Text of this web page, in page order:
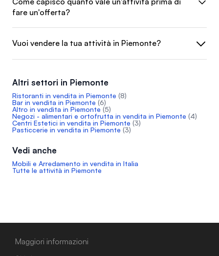
fare un'offerta?
Vuoi vendere la tua attività in Piemonte?
Altri settori in Piemonte
Ristoranti in vendita in Piemonte (8)
Bar in vendita in Piemonte (6)
Altro in vendita in Piemonte (5)
Negozi - alimentari e ortofrutta in vendita in Piemonte (4)
Centri Estetici in vendita in Piemonte (3)
Pasticcerie in vendita in Piemonte (3)
Vedi anche
Mobili e Arredamento in vendita in Italia
Tutte le attività in Piemonte
Maggiori informazioni